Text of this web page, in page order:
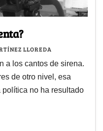
LLOREDA
a los cantos de sirena.
de otro nivel, esa
no ha resultado